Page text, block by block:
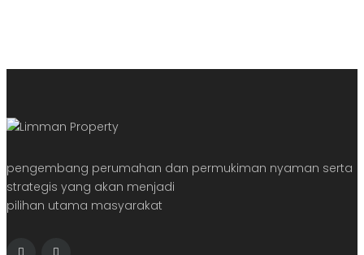
pengembang perumahan dan permukiman nyaman serta
strategis yang akan menjadi
pilihan utama masyarakat